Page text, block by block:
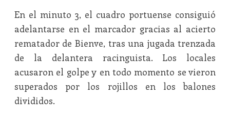
En el minuto 3, el cuadro portuense consiguió
adelantarse en el marcador gracias al acierto
rematador de Bienve, tras una jugada trenzada
de la delantera racinguista. Los locales
acusaron el golpe y en todo momento se vieron
superados por los rojillos en los balones
divididos.